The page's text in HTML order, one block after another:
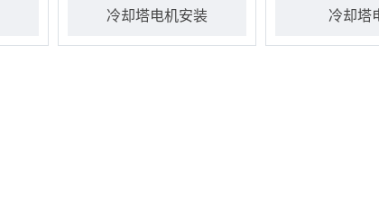
冷却塔电机安装 冷却塔